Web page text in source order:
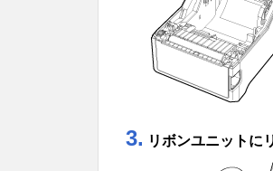
3. リボンユニットに